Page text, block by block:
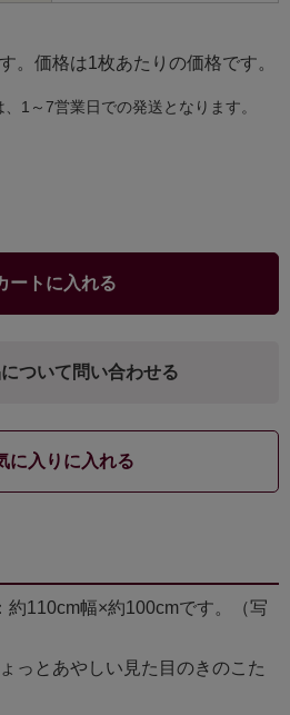
。価格は1枚あたりの価格です。
1～7営業日での発送となります。
ートに入れる
ついて問い合わせる
に入りに入れる
約110cm幅×約100cmです。（写
っとあやしい見た目のきのこた